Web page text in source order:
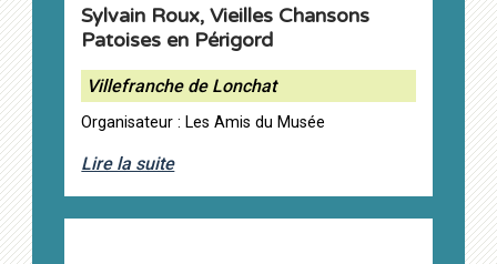
Sylvain Roux, Vieilles Chansons
Patoises en Périgord
Villefranche de Lonchat
Organisateur : Les Amis du Musée
Lire la suite